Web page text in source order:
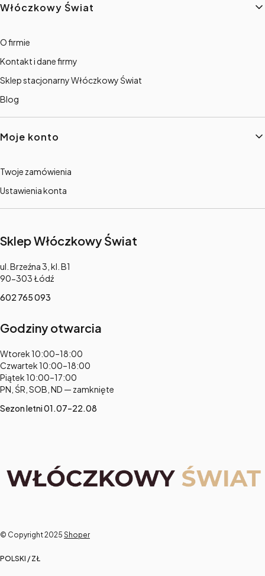
Włóczkowy Świat
O firmie
Kontakt i dane firmy
Sklep stacjonarny Włóczkowy Świat
Blog
Moje konto
Twoje zamówienia
Ustawienia konta
Sklep Włóczkowy Świat
Adres:
ul. Brzeźna 3, kl. B1
90-303 Łódź
602 765 093
Godziny otwarcia
Adres:
Wtorek 10:00–18:00
Czwartek 10:00–18:00
Piątek 10:00–17:00
PN, ŚR, SOB, ND — zamknięte
Sezon letni 01.07–22.08
© Copyright 2025 Shoper
POLSKI / ZŁ